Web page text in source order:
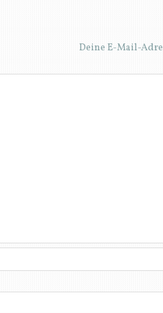
Deine E-Mail-